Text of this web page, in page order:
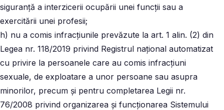
siguranţă a interzicerii ocupării unei funcţii sau a
exercitării unei profesii;
h) nu a comis infracţiunile prevăzute la art. 1 alin. (2) din
Legea nr. 118/2019 privind Registrul naţional automatizat
cu privire la persoanele care au comis infracţiuni
sexuale, de exploatare a unor persoane sau asupra
minorilor, precum şi pentru completarea Legii nr.
76/2008 privind organizarea şi funcţionarea Sistemului